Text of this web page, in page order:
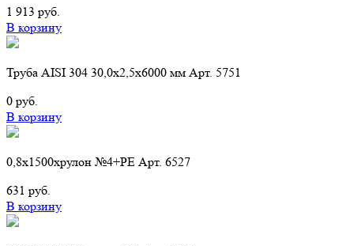
1 913 руб.
В корзину
Труба AISI 304 30,0х2,5х6000 мм Арт. 5751
0 руб.
В корзину
0,8х1500хрулон №4+РЕ Арт. 6527
631 руб.
В корзину